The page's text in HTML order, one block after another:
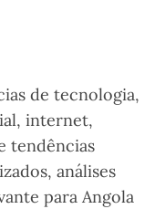
de tecnologia,
internet,
tendências
análises
para Angola